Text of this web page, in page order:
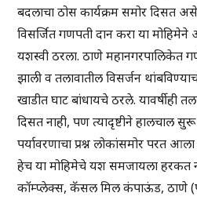
बदलाचा ठोस कार्यक्रम समोर दिसत
विसर्जित गणपती दान करा या मोहिमेने
यशस्वी ठरला. ठाणे महानगरपालिकेत
झाली व तलावातील विसर्जन
खाडीत घाट बांधायचे ठरले. यावर्षीही
दिसत नाही, पण त्यादृष्टीने हालचाल सुरू
पर्यावरणाचा प्रश्न लोकांसमोर परत
हेच या मोहिमेचे यश समजायला हरकत
कॉम्प्लेक्स, कॅसल मिल कंपाऊंड, ठाणे